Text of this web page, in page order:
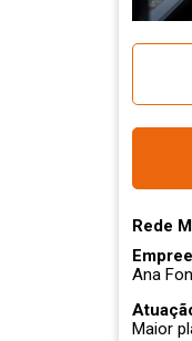
Rede
Ana
Maior